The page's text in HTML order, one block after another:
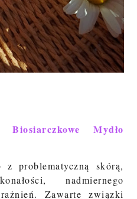
Mydło
problematyczną skórą,
nadmiernego
Zawarte związki